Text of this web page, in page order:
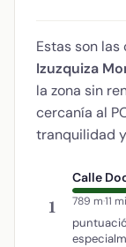
Estas son
Izuzquiza
la zona sin
cercanía al
tranquilidad
1
Calle
789 m·11